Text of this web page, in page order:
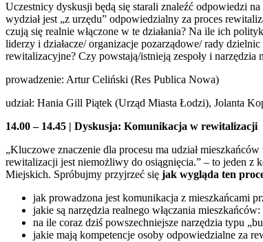
Uczestnicy dyskusji będą się starali znaleźć odpowiedzi
wydział jest „z urzędu” odpowiedzialny za proces
czują się realnie włączone w te działania? Na ile ich
liderzy i działacze/ organizacje pozarządowe/ rady
rewitalizacyjne? Czy powstają/istnieją zespoły i
prowadzenie: Artur Celiński (Res Publica Nowa)
udział: Hania Gill Piątek (Urząd Miasta Łodzi), Jolanta
14.00 – 14.45 | Dyskusja: Komunikacja w rewitalizacji
„Kluczowe znaczenie dla procesu ma udział
rewitalizacji jest niemożliwy do osiągnięcia.” – to jeden
Miejskich. Spróbujmy przyjrzeć się jak wygląda ten
jak prowadzona jest komunikacja z mieszkańcami
jakie są narzędzia realnego włączania
na ile coraz dziś powszechniejsze narzędzia typu
jakie mają kompetencje osoby odpowiedzialne za